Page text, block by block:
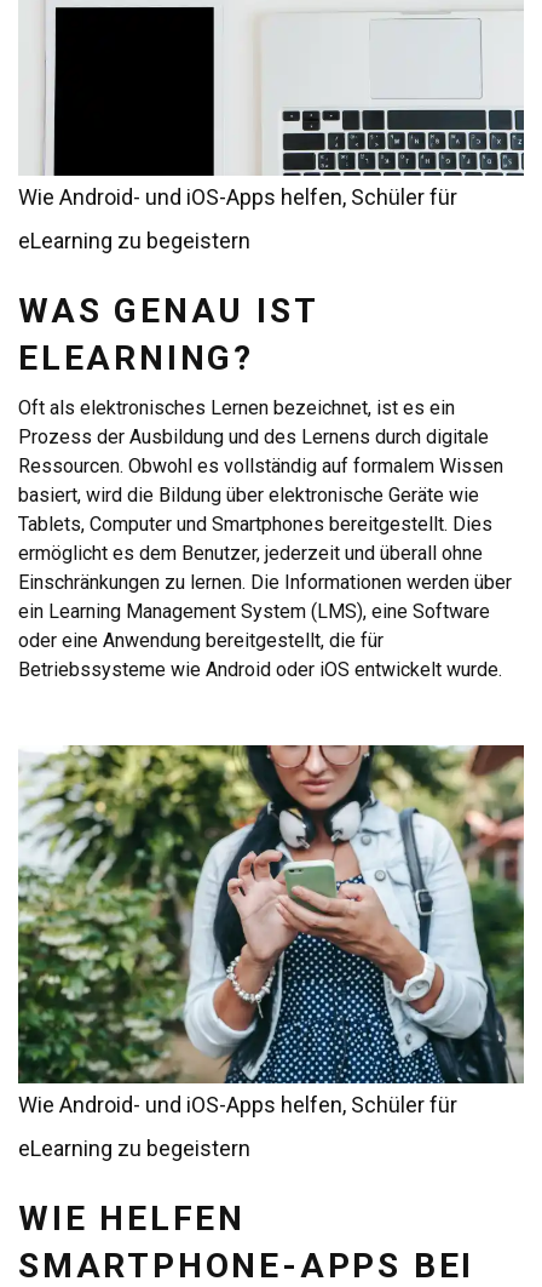
Wie Android- und iOS-Apps helfen, Schüler für
eLearning zu begeistern
WAS GENAU IST
ELEARNING?
Oft als elektronisches Lernen bezeichnet, ist es ein
Prozess der Ausbildung und des Lernens durch digitale
Ressourcen. Obwohl es vollständig auf formalem Wissen
basiert, wird die Bildung über elektronische Geräte wie
Tablets, Computer und Smartphones bereitgestellt. Dies
ermöglicht es dem Benutzer, jederzeit und überall ohne
Einschränkungen zu lernen. Die Informationen werden über
ein Learning Management System (LMS), eine Software
oder eine Anwendung bereitgestellt, die für
Betriebssysteme wie Android oder iOS entwickelt wurde.
Wie Android- und iOS-Apps helfen, Schüler für
eLearning zu begeistern
WIE HELFEN
SMARTPHONE-APPS BEI